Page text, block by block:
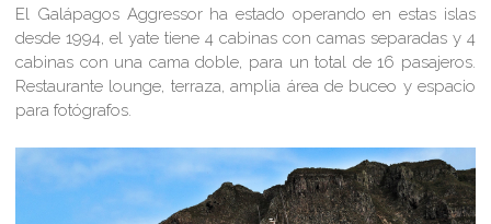
El Galápagos Aggressor ha estado operando en estas islas
desde 1994, el yate tiene 4 cabinas con camas separadas y 4
cabinas con una cama doble, para un total de 16 pasajeros.
Restaurante lounge, terraza, amplia área de buceo y espacio
para fotógrafos.